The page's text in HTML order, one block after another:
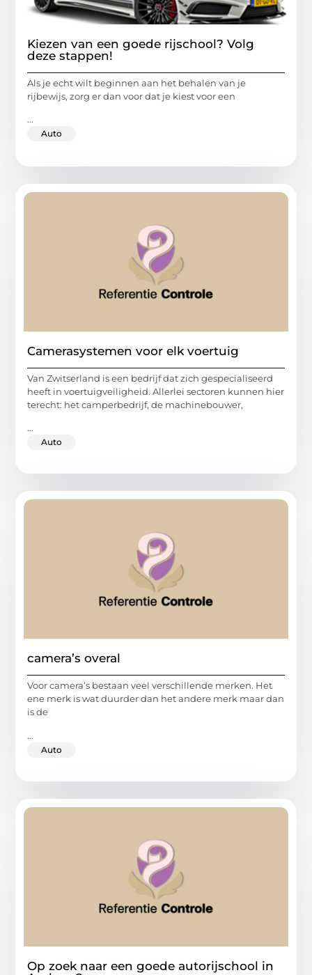
Kiezen van een goede rijschool? Volg
deze stappen!
Als je echt wilt beginnen aan het behalen van je
rijbewijs, zorg er dan voor dat je kiest voor een
...
Auto
Camerasystemen voor elk voertuig
Van Zwitserland is een bedrijf dat zich gespecialiseerd
heeft in voertuigveiligheid. Allerlei sectoren kunnen hier
terecht: het camperbedrijf, de machinebouwer,
...
Auto
camera’s overal
Voor camera’s bestaan veel verschillende merken. Het
ene merk is wat duurder dan het andere merk maar dan
is de
...
Auto
Op zoek naar een goede autorijschool in